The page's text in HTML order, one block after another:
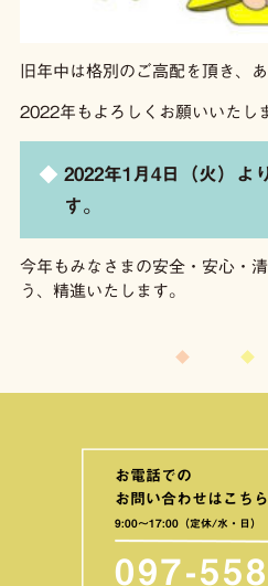
旧年中は格別のご高配を頂き、
2022年もよろしくお願いいたし
2022年1月4日（火）よ
す。
今年もみなさまの安全・安心・
う、精進いたします。
お電話での
お問い合わせはこちら
9:00〜17:00（定休/水・日）
097-